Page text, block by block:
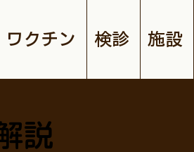
ワクチン 検診 施設
説